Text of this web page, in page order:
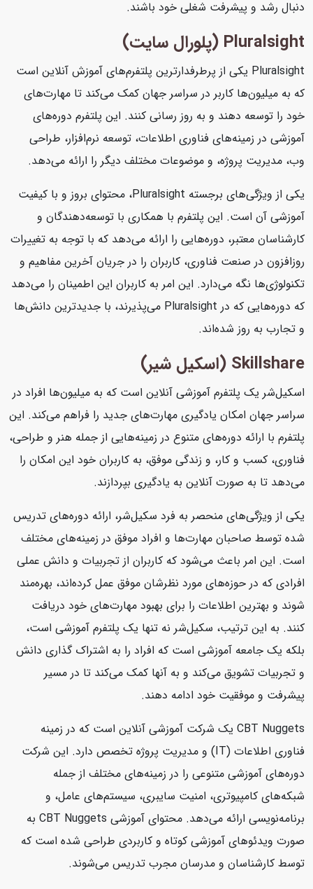
دنبال رشد و پیشرفت شغلی خود باشند.
Pluralsight (پلورال سایت)
Pluralsight یکی از پرطرفدارترین پلتفرم‌های آموزش آنلاین است
که به میلیون‌ها کاربر در سراسر جهان کمک می‌کند تا مهارت‌های
خود را توسعه دهند و به روز رسانی کنند. این پلتفرم دوره‌های
آموزشی در زمینه‌های فناوری اطلاعات، توسعه نرم‌افزار، طراحی
وب، مدیریت پروژه، و موضوعات مختلف دیگر را ارائه می‌دهد.
یکی از ویژگی‌های برجسته Pluralsight، محتوای بروز و با کیفیت
آموزشی آن است. این پلتفرم با همکاری با توسعه‌دهندگان و
کارشناسان معتبر، دوره‌هایی را ارائه می‌دهد که با توجه به تغییرات
روزافزون در صنعت فناوری، کاربران را در جریان آخرین مفاهیم و
تکنولوژی‌ها نگه می‌دارد. این امر به کاربران این اطمینان را می‌دهد
که دوره‌هایی که در Pluralsight می‌پذیرند، با جدیدترین دانش‌ها
و تجارب به روز شده‌اند.
Skillshare (اسکیل شیر)
اسکیل‌شر یک پلتفرم آموزشی آنلاین است که به میلیون‌ها افراد در
سراسر جهان امکان یادگیری مهارت‌های جدید را فراهم می‌کند. این
پلتفرم با ارائه دوره‌های متنوع در زمینه‌هایی از جمله هنر و طراحی،
فناوری، کسب و کار، و زندگی موفق، به کاربران خود این امکان را
می‌دهد تا به صورت آنلاین به یادگیری بپردازند.
یکی از ویژگی‌های منحصر به فرد سکیل‌شر، ارائه دوره‌های تدریس
شده توسط صاحبان مهارت‌ها و افراد موفق در زمینه‌های مختلف
است. این امر باعث می‌شود که کاربران از تجربیات و دانش عملی
افرادی که در حوزه‌های مورد نظرشان موفق عمل کرده‌اند، بهره‌مند
شوند و بهترین اطلاعات را برای بهبود مهارت‌های خود دریافت
کنند. به این ترتیب، سکیل‌شر نه تنها یک پلتفرم آموزشی است،
بلکه یک جامعه آموزشی است که افراد را به اشتراک گذاری دانش
و تجربیات تشویق می‌کند و به آنها کمک می‌کند تا در مسیر
پیشرفت و موفقیت خود ادامه دهند.
CBT Nuggets یک شرکت آموزشی آنلاین است که در زمینه
فناوری اطلاعات (IT) و مدیریت پروژه تخصص دارد. این شرکت
دوره‌های آموزشی متنوعی را در زمینه‌های مختلف از جمله
شبکه‌های کامپیوتری، امنیت سایبری، سیستم‌های عامل، و
برنامه‌نویسی ارائه می‌دهد. محتوای آموزشی CBT Nuggets به
صورت ویدئوهای آموزشی کوتاه و کاربردی طراحی شده است که
توسط کارشناسان و مدرسان مجرب تدریس می‌شوند.